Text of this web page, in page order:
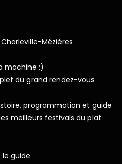
Mézières
machine :)
du grand rendez-vous
programmation et guide
meilleurs festivals du plat
le guide